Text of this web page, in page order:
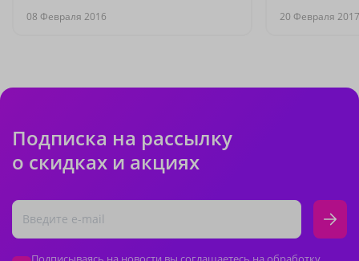
08 Февраля 2016 20 Февраля 2017
Подписка на рассылку
о скидках и акциях